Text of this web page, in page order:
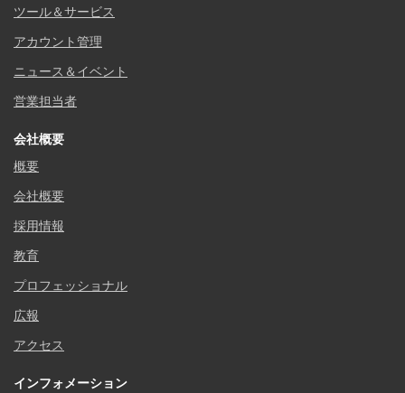
ツール＆サービス
アカウント管理
ニュース＆イベント
営業担当者
会社概要
概要
会社概要
採用情報
教育
プロフェッショナル
広報
アクセス
インフォメーション